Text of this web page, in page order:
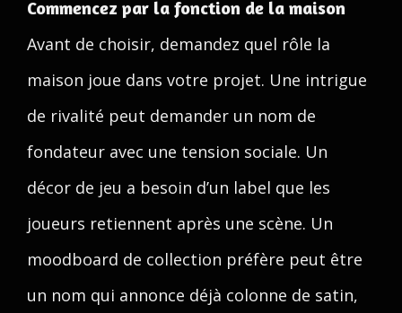
Commencez par la fonction de la maison
Avant de choisir, demandez quel rôle la
maison joue dans votre projet. Une intrigue
de rivalité peut demander un nom de
fondateur avec une tension sociale. Un
décor de jeu a besoin d’un label que les
joueurs retiennent après une scène. Un
moodboard de collection préfère peut être
un nom qui annonce déjà colonne de satin,